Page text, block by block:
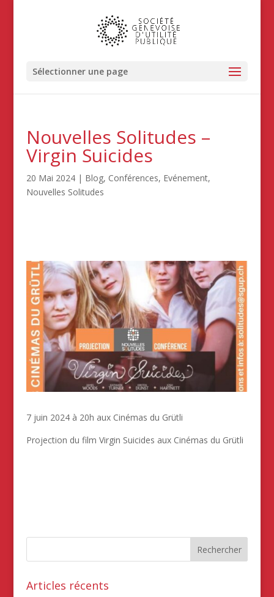
Sélectionner une page
Nouvelles Solitudes –
Virgin Suicides
20 Mai 2024| Blog, Conférences, Evénement,
Nouvelles Solitudes
7 juin 2024 à 20h aux Cinémas du Grütli
Projection du film Virgin Suicides aux Cinémas du Grütli
Articles récents